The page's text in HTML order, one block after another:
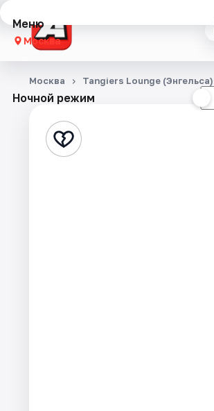
Меню
Москва
Концерты
Стендап
Ночной режим
Москва Tangiers Lounge (Энгельса)